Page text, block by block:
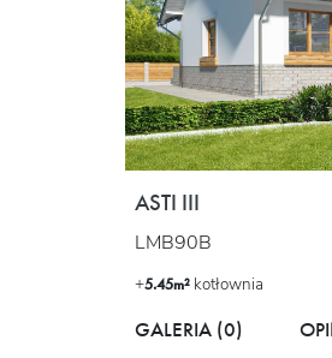
ASTI III
LMB90B
+5.45m² kotłownia
GALERIA (0)